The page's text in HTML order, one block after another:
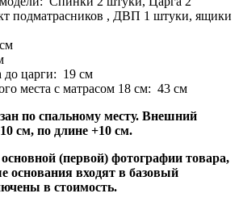
подматрасников , ДВП 1 штуки, ящики
до царги: 19 см
места с матрасом 18 см: 43 см
по спальному месту. Внешний
см, по длине +10 см.
(первой) фотографии товара,
основания входят в базовый
в стоимость.